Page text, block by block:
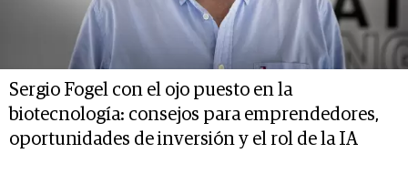
Sergio Fogel con el ojo puesto en la
biotecnología: consejos para emprendedores,
oportunidades de inversión y el rol de la IA